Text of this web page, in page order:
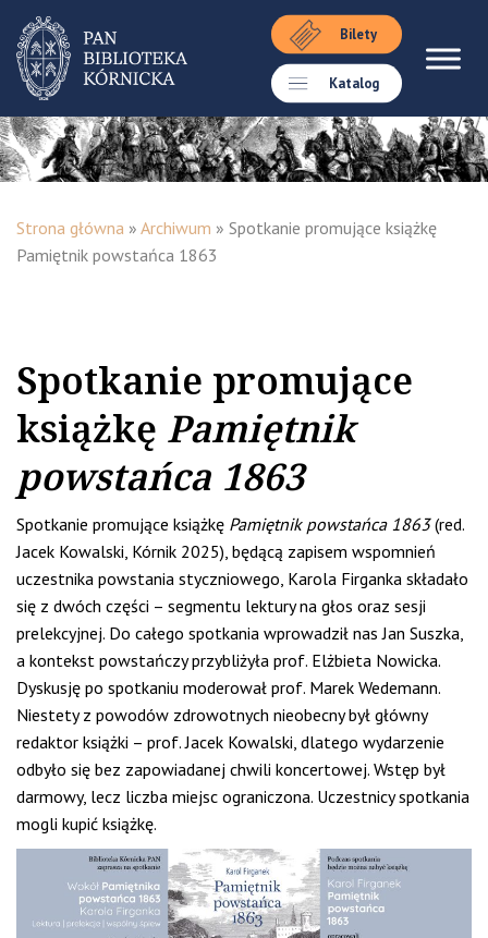
Bilety
Katalog
Strona główna » Archiwum » Spotkanie promujące książkę
Pamiętnik powstańca 1863
Spotkanie promujące
książkę Pamiętnik
powstańca 1863
Spotkanie promujące książkę Pamiętnik powstańca 1863(red.
Jacek Kowalski, Kórnik 2025), będącą zapisem wspomnień
uczestnika powstania styczniowego, Karola Firganka składało
się z dwóch części – segmentu lektury na głos oraz sesji
prelekcyjnej. Do całego spotkania wprowadził nas Jan Suszka,
a kontekst powstańczy przybliżyła prof. Elżbieta Nowicka.
Dyskusję po spotkaniu moderował prof. Marek Wedemann.
Niestety z powodów zdrowotnych nieobecny był główny
redaktor książki – prof. Jacek Kowalski, dlatego wydarzenie
odbyło się bez zapowiadanej chwili koncertowej. Wstęp był
darmowy, lecz liczba miejsc ograniczona. Uczestnicy spotkania
mogli kupić książkę.